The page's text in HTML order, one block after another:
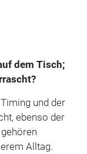
dem Tisch;
und der
ebenso der
Alltag.